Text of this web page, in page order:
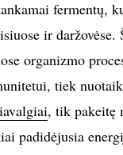
bet
siūlančių
jų įsigyti
yra labai
mityboje